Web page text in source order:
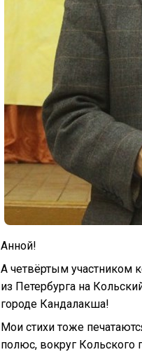
Анной!
А четвёртым участником
из Петербурга на
городе Кандалакша!
Мои стихи тоже
полюс, вокруг Кольского